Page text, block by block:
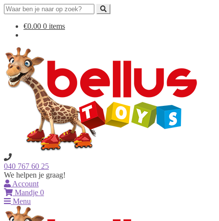
Search
for:
door
navigatie
naar
inhoud
€0.00 0 items
040 767 60 25
We helpen je graag!
Account
Mandje 0
Menu